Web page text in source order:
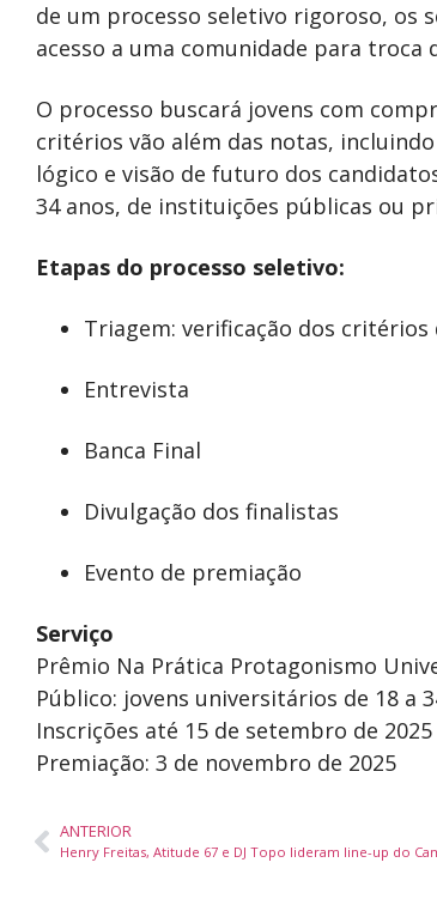
de um processo seletivo rigoroso, os
acesso a uma comunidade para
O processo buscará jovens com
critérios vão além das notas,
lógico e visão de futuro dos
34 anos, de instituições públicas ou
Etapas do processo seletivo:
Triagem: verificação dos
Entrevista
Banca Final
Divulgação dos finalistas
Evento de premiação
Serviço
Prêmio Na Prática Protagonismo
Público: jovens universitários de 18 a
Inscrições até 15 de setembro de 2025
Premiação: 3 de novembro de 2025
ANTERIOR